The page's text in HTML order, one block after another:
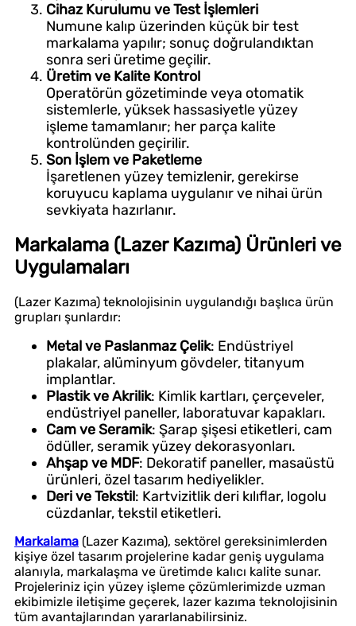
Cihaz Kurulumu ve Test İşlemleri
Numune kalıp üzerinden küçük bir test
markalama yapılır; sonuç doğrulandıktan
sonra seri üretime geçilir.
Üretim ve Kalite Kontrol
Operatörün gözetiminde veya otomatik
sistemlerle, yüksek hassasiyetle yüzey
işleme tamamlanır; her parça kalite
kontrolünden geçirilir.
Son İşlem ve Paketleme
İşaretlenen yüzey temizlenir, gerekirse
koruyucu kaplama uygulanır ve nihai ürün
sevkiyata hazırlanır.
Markalama (Lazer Kazıma) Ürünleri ve
Uygulamaları
(Lazer Kazıma) teknolojisinin uygulandığı başlıca ürün
grupları şunlardır:
Metal ve Paslanmaz Çelik: Endüstriyel
plakalar, alüminyum gövdeler, titanyum
implantlar.
Plastik ve Akrilik: Kimlik kartları, çerçeveler,
endüstriyel paneller, laboratuvar kapakları.
Cam ve Seramik: Şarap şişesi etiketleri, cam
ödüller, seramik yüzey dekorasyonları.
Ahşap ve MDF: Dekoratif paneller, masaüstü
ürünleri, özel tasarım hediyelikler.
Deri ve Tekstil: Kartvizitlik deri kılıflar, logolu
cüzdanlar, tekstil etiketleri.
Markalama (Lazer Kazıma), sektörel gereksinimlerden
kişiye özel tasarım projelerine kadar geniş uygulama
alanıyla, markalaşma ve üretimde kalıcı kalite sunar.
Projeleriniz için yüzey işleme çözümlerimizde uzman
ekibimizle iletişime geçerek, lazer kazıma teknolojisinin
tüm avantajlarından yararlanabilirsiniz.